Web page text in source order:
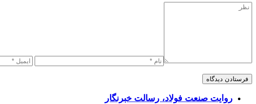
روایت صنعت فولاد،‌ رسالت خبرنگار